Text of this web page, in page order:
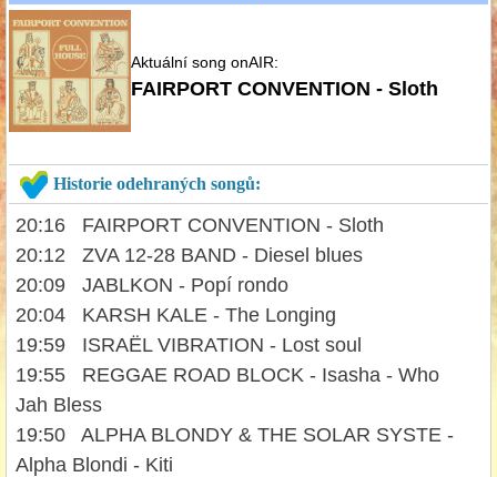
Aktuální song onAIR:
FAIRPORT CONVENTION - Sloth
Historie odehraných songů:
20:16 FAIRPORT CONVENTION - Sloth
20:12 ZVA 12-28 BAND - Diesel blues
20:09 JABLKON - Popí rondo
20:04 KARSH KALE - The Longing
19:59 ISRAËL VIBRATION - Lost soul
19:55 REGGAE ROAD BLOCK - Isasha - Who
Jah Bless
19:50 ALPHA BLONDY & THE SOLAR SYSTE -
Alpha Blondi - Kiti